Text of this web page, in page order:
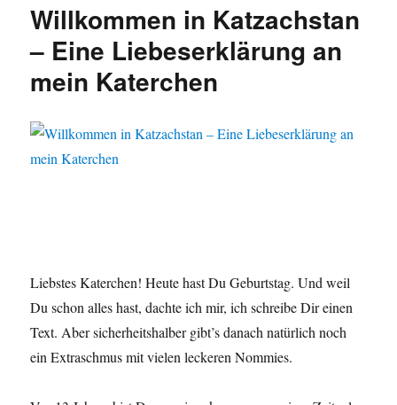
Willkommen in Katzachstan
– Eine Liebeserklärung an
mein Katerchen
Liebstes Katerchen! Heute hast Du Geburtstag. Und weil
Du schon alles hast, dachte ich mir, ich schreibe Dir einen
Text. Aber sicherheitshalber gibt’s danach natürlich noch
ein Extraschmus mit vielen leckeren Nommies.